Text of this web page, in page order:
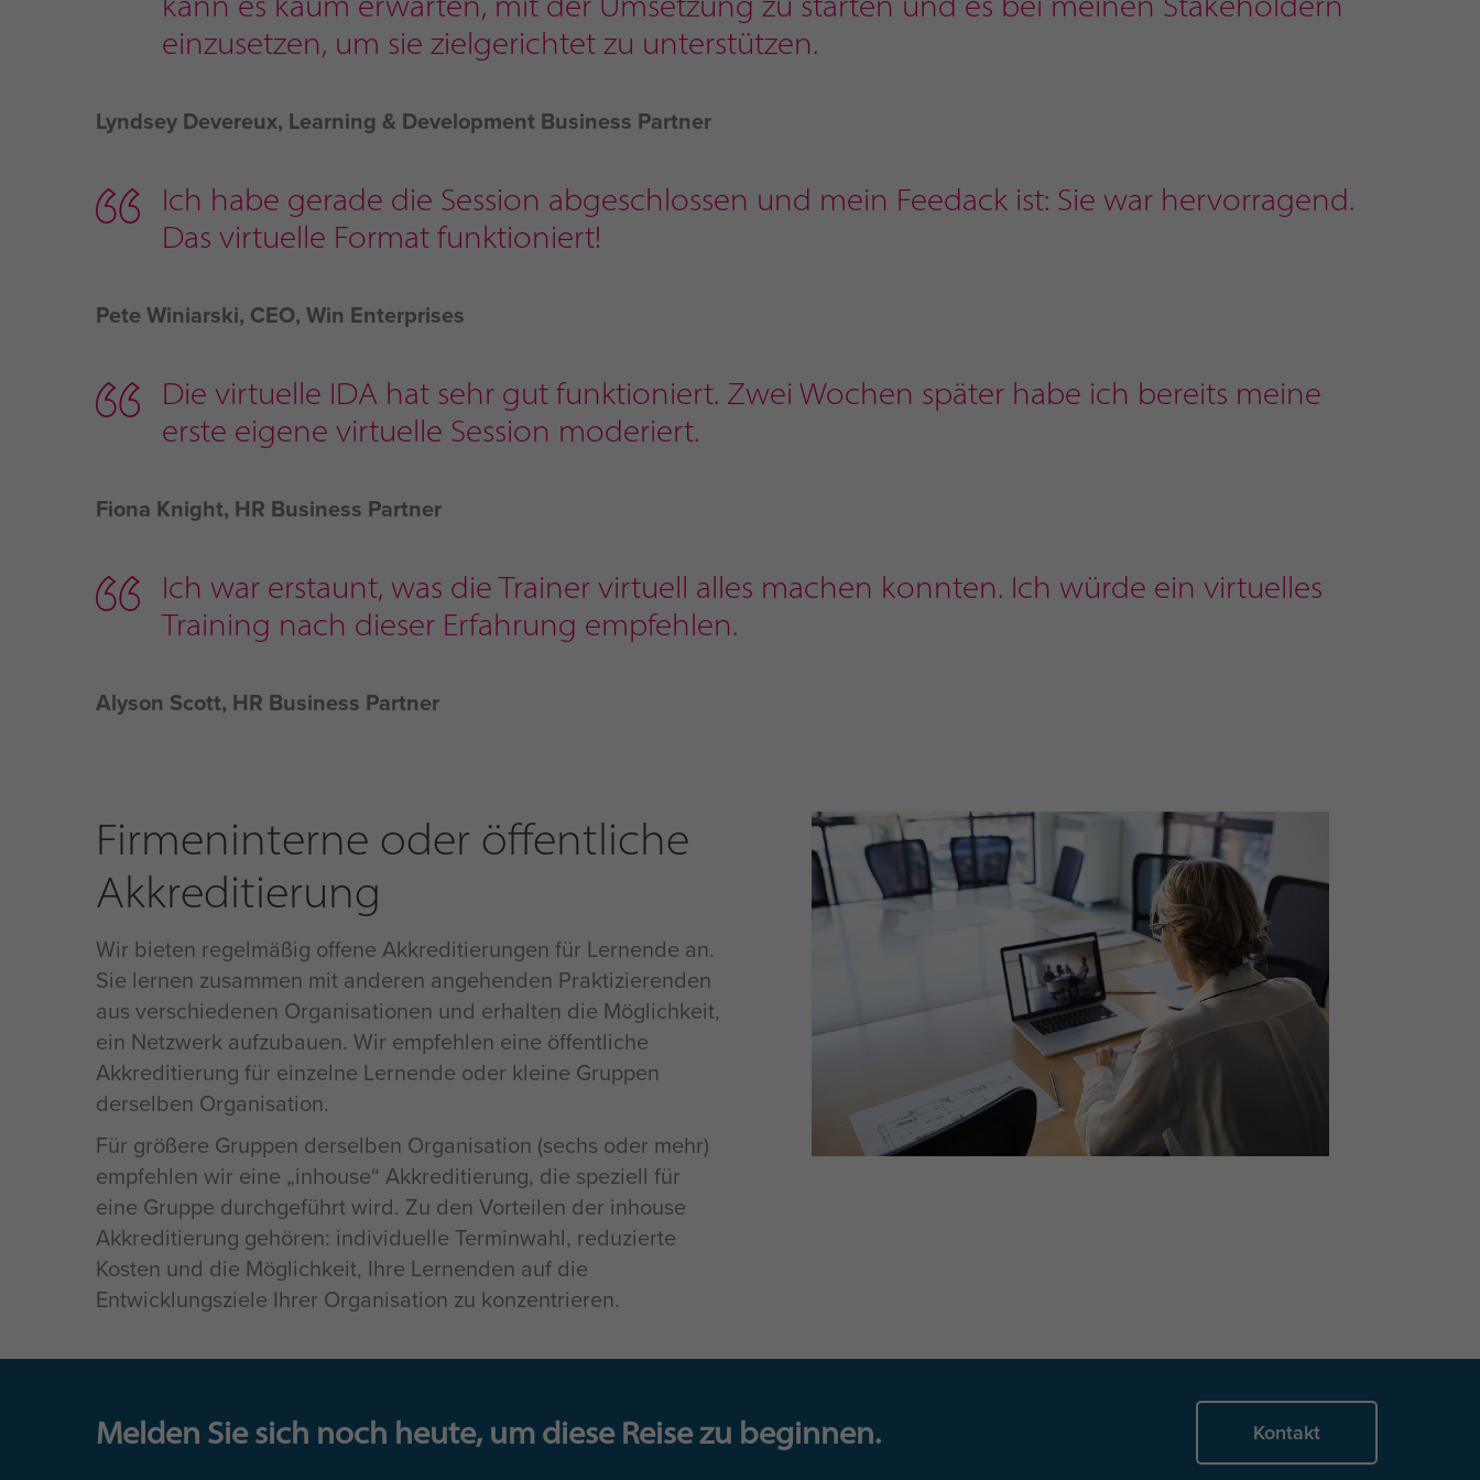
einzusetzen, um sie zielgerichtet zu unterstützen.
Lyndsey Devereux, Learning & Development Business Partner
Ich habe gerade die Session abgeschlossen und mein Feedack ist: Sie war hervorragend.
Das virtuelle Format funktioniert!
Pete Winiarski, CEO, Win Enterprises
Die virtuelle IDA hat sehr gut funktioniert. Zwei Wochen später habe ich bereits meine
erste eigene virtuelle Session moderiert.
Fiona Knight, HR Business Partner
Ich war erstaunt, was die Trainer virtuell alles machen konnten. Ich würde ein virtuelles
Training nach dieser Erfahrung empfehlen.
Alyson Scott, HR Business Partner
Firmeninterne oder öffentliche
Akkreditierung
Wir bieten regelmäßig offene Akkreditierungen für Lernende an.
Sie lernen zusammen mit anderen angehenden Praktizierenden
aus verschiedenen Organisationen und erhalten die Möglichkeit,
ein Netzwerk aufzubauen. Wir empfehlen eine öffentliche
Akkreditierung für einzelne Lernende oder kleine Gruppen
derselben Organisation.
Für größere Gruppen derselben Organisation (sechs oder mehr)
empfehlen wir eine „inhouse“ Akkreditierung, die speziell für
eine Gruppe durchgeführt wird. Zu den Vorteilen der inhouse
Akkreditierung gehören: individuelle Terminwahl, reduzierte
Kosten und die Möglichkeit, Ihre Lernenden auf die
Entwicklungsziele Ihrer Organisation zu konzentrieren.
Melden Sie sich noch heute, um diese Reise zu beginnen. Kontakt